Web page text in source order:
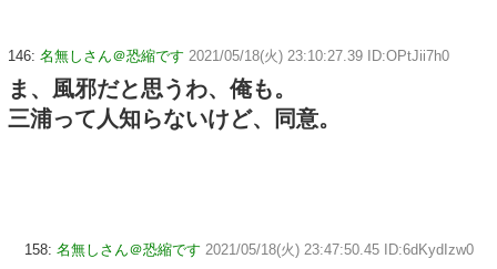
146: 名無しさん＠恐縮です 2021/05/18(火) 23:10:27.39 ID:OPtJii7h0
ま、風邪だと思うわ、俺も。
三浦って人知らないけど、同意。
158: 名無しさん＠恐縮です 2021/05/18(火) 23:47:50.45 ID:6dKydIzw0